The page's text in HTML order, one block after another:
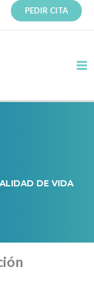
PEDIR CITA
DE VIDA